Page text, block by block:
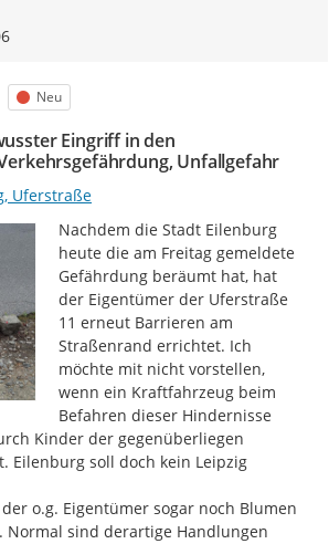
Zur Äußerung
Status
Neu
Eingriff in den
Unfallgefahr
Uferstraße
Nachdem die Stadt Eilenburg
heute die am Freitag gemeldete
Gefährdung beräumt hat, hat
der Eigentümer der Uferstraße
11 erneut Barrieren am
Straßenrand errichtet. Ich
möchte mit nicht vorstellen,
wenn ein Kraftfahrzeug beim
Befahren dieser Hindernisse
Kinder der gegenüberliegen
Eilenburg soll doch kein Leipzig
o.g. Eigentümer sogar noch Blumen
Normal sind derartige Handlungen